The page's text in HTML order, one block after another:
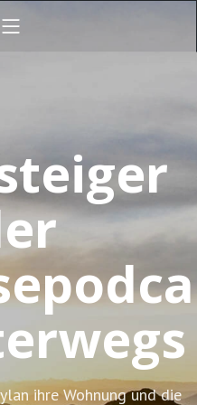
ihre Wohnung und die